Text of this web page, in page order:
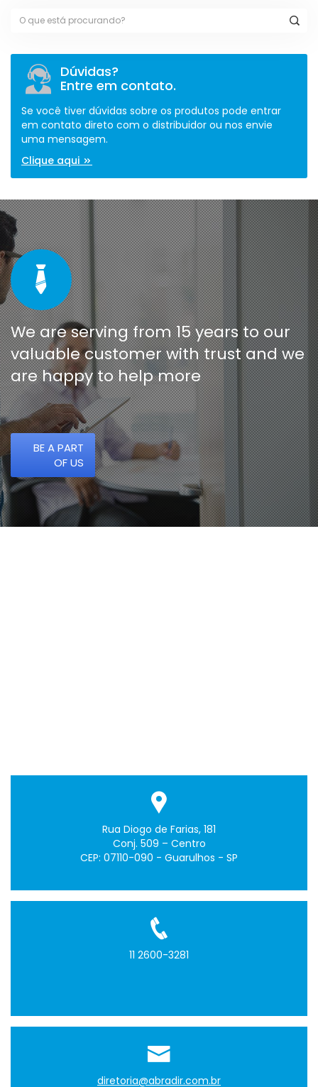
Dúvidas?
Entre em contato.
Se você tiver dúvidas sobre os produtos pode entrar
em contato direto com o distribuidor ou nos envie
uma mensagem.
Clique aqui
We are serving from 15 years to our
valuable customer with trust and we
are happy to help more
BE A PART
OF US
Rua Diogo de Farias, 181
Conj. 509 – Centro
CEP: 07110-090 - Guarulhos - SP
11 2600-3281
diretoria@abradir.com.br